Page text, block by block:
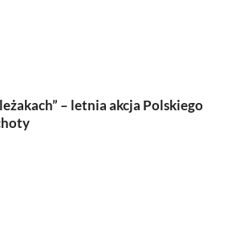
– letnia akcja Polskiego